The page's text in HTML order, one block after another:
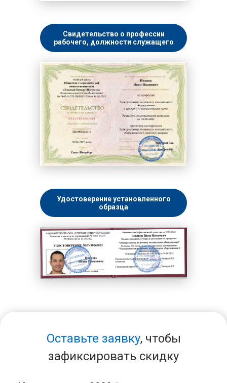
Свидетельство о профессии
рабочего, должности служащего
Удостоверение установленного
образца
Оставьте заявку, чтобы
зафиксировать скидку